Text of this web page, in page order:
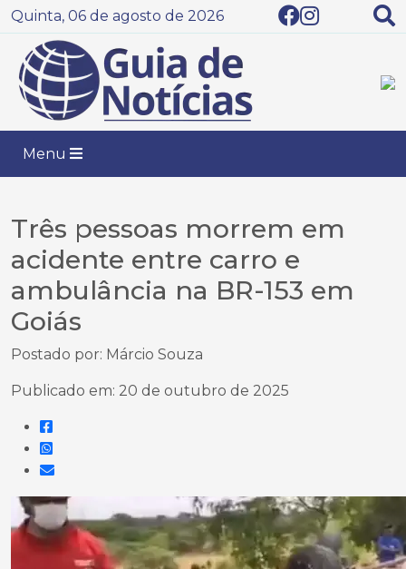
Quinta, 06 de agosto de 2026
Menu
Três pessoas morrem em
acidente entre carro e
ambulância na BR-153 em
Goiás
Postado por: Márcio Souza
Publicado em: 20 de outubro de 2025